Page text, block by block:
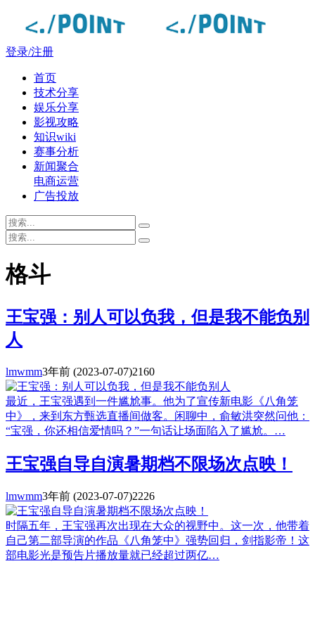
登录/注册
首页
技术分享
娱乐分享
影视攻略
知识wiki
赛事分析
新闻聚合
电商运营
广告投放
格斗
王宝强：别人可以负我，但是我不能负别
人
lmwmm3年前 (2023-07-07)2160
最近，王宝强遇到一件尴尬事。他为了宣传新电影《八角笼
中》，来到东方甄选直播间做客。闲聊中，俞敏洪突然问他：
“宝强，你还相信爱情吗？”一句话让场面陷入了尴尬。…
王宝强自导自演暑期档不限场次点映！
lmwmm3年前 (2023-07-07)2226
时隔五年，王宝强再次出现在大众的视野中。这一次，他带着
自己第二部导演的作品《八角笼中》强势回归，剑指影帝！这
部电影光是预告片播放量就已经超过两亿…